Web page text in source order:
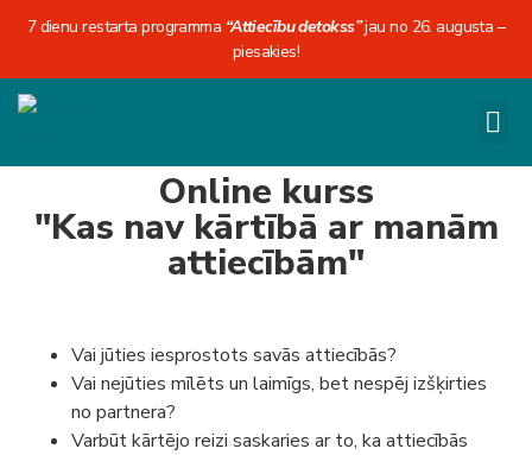
7 dienu restarta programma “Attiecību detokss”jau no 26. augusta –
piesakies!
Online kurss
"Kas nav kārtībā ar manām
attiecībām"
Vai jūties iesprostots savās attiecībās?
Vai nejūties mīlēts un laimīgs, bet nespēj izšķirties
no partnera?
Varbūt kārtējo reizi saskaries ar to, ka attiecībās